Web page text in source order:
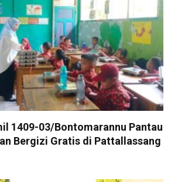
1409-03/Bontomarannu Pantau
Bergizi Gratis di Pattallassang